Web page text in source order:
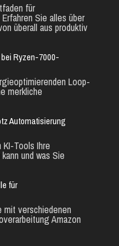
für
Sie alles über
überall aus produktiv
Ryzen-7000-
Loop-
merkliche
Automatisierung
Tools Ihre
und was Sie
für
verschiedenen
Amazon